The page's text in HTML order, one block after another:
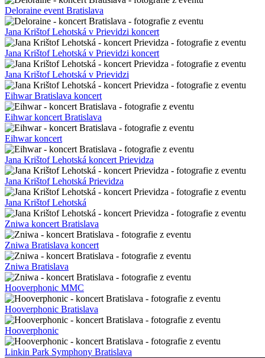
Deloraine event Bratislava
Jana Krištof Lehotská v Prievidzi koncert
Jana Krištof Lehotská v Prievidzi koncert
Jana Krištof Lehotská v Prievidzi
Eihwar Bratislava koncert
Eihwar koncert Bratislava
Eihwar koncert
Jana Krištof Lehotská koncert Prievidza
Jana Krištof Lehotská Prievidza
Jana Krištof Lehotská
Zniwa koncert Bratislava
Zniwa Bratislava koncert
Zniwa Bratislava
Hooverphonic MMC
Hooverphonic Bratislava
Hooverphonic
Linkin Park Symphony Bratislava